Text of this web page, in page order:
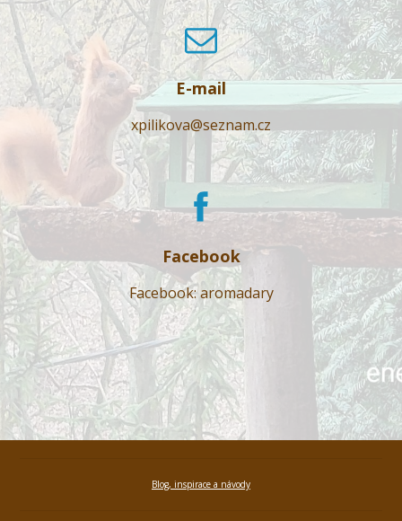
E-mail
xpilikova@seznam.cz
Facebook
Facebook: aromadary
Blog, inspirace a návody